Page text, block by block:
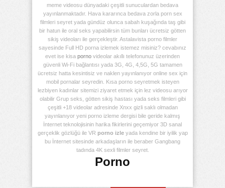
meme videosu dünyadaki çeşitli sunuculardan bedava
yayınlanmaktadır. Hava kararınca bedava zorla porn sex
filmleri seyret yada gündüz olunca sabah kuşağında taş gibi
bir hatun ile oral seks yapabilirsin tüm bunları ücretsiz götten
sikiş videoları ile gerçekleştir. Astalavista porno filmler
sayesinde Full HD porna izlemek istemez misiniz? cevabınız
evet ise kisa porno videolar akıllı telefonunuz üzerinden
güvenli Wi-Fi bağlantısı yada 3G, 4G, 4,5G, 5G tamamen
ücretsiz hatta kesintisiz ve naklen yayınlanıyor online sex için
mobil pornalar seyredin. Kısa porno seyretmek isteyen
lezbiyen kadınlar sitemizi ziyaret etmek için lez videosu arıyor
olabilir Grup seks, götten sikiş hastası yada seks filmleri gibi
çeşitli +18 videolar adresinde Xnxx gizli saklı olmadan
yayınlanıyor yeni porno izleme dergisi bile geride kalmış
İnternet teknolojisinin harika fikirlerini geçemiyor 3D sanal
gerçeklik gözlüğü ile VR porno izleyada kendine bir iyilik yap
bu İnternet sitesinde arkadaşların ile beraber Gangbang
tadında 4K sexli filmler seyret.
Porno